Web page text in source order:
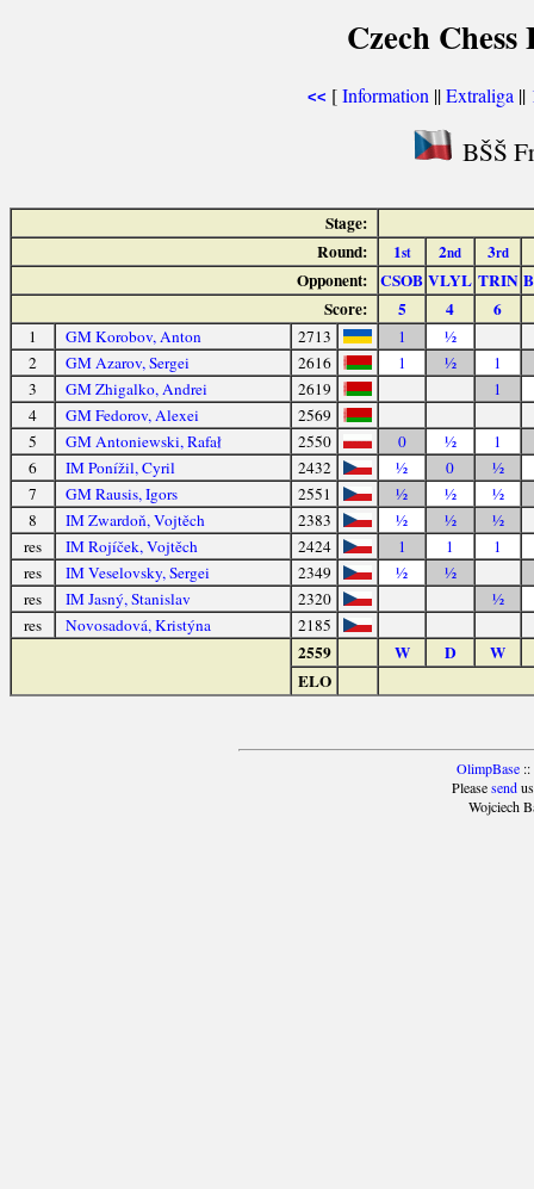
Czech
<< [Information ||Extraliga ||
BŠŠ
Stage:
Round:
1st 2nd 3rd
Opponent: CSOB VLYL TRIN
Score:
5 4 6
1 GM Korobov, Anton 2713 1
½
2
GM Azarov, Sergei 2616 1 ½
1
3
GM Zhigalko, Andrei 2619
1
4
GM Fedorov, Alexei
2569
5
GM Antoniewski, Rafał 2550 0 ½
1
6
IM Ponížil, Cyril 2432 ½ 0
½
7
GM Rausis, Igors 2551 ½ ½
½
8
IM Zwardoň, Vojtěch 2383 ½ ½
½
res
IM Rojíček, Vojtěch 2424 1 1
1
res
IM Veselovsky, Sergei 2349 ½
½
res
IM Jasný, Stanislav 2320
½
res
Novosadová, Kristýna 2185
2559 W D
W
ELO
OlimpBase::
Pleasesendus
Wojciech